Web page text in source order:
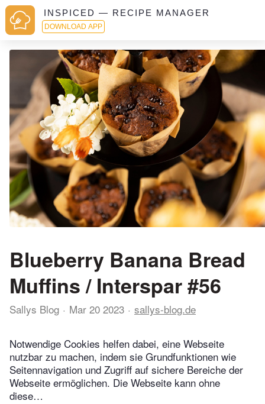
INSPICED — RECIPE MANAGER
DOWNLOAD APP
Blueberry Banana Bread
Muffins / Interspar #56
Sallys Blog Mar 20 2023 sallys-blog.de
Notwendige Cookies helfen dabei, eine Webseite
nutzbar zu machen, indem sie Grundfunktionen wie
Seitennavigation und Zugriff auf sichere Bereiche der
Webseite ermöglichen. Die Webseite kann ohne
diese…